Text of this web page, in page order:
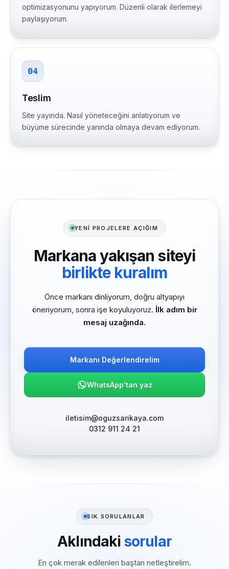
optimizasyonunu yapıyorum. Düzenli olarak ilerlemeyi
paylaşıyorum.
04
Teslim
Site yayında. Nasıl yöneteceğini anlatıyorum ve
büyüme sürecinde yanında olmaya devam ediyorum.
YENİ PROJELERE AÇIĞIM
Markana yakışan siteyi
birlikte kuralım
Önce markanı dinliyorum, doğru altyapıyı
öneriyorum, sonra işe koyuluyoruz. İlk adım bir
mesaj uzağında.
Markanı Değerlendirelim
WhatsApp'tan yaz
iletisim@oguzsarikaya.com
0312 911 24 21
SIK SORULANLAR
Aklındaki sorular
En çok merak edilenleri baştan netleştirelim.